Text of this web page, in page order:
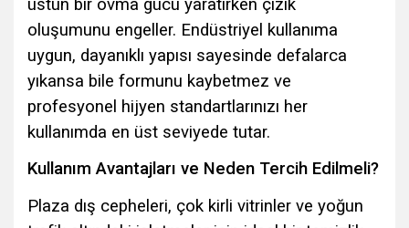
üstün bir ovma gücü yaratırken çizik
oluşumunu engeller. Endüstriyel kullanıma
uygun, dayanıklı yapısı sayesinde defalarca
yıkansa bile formunu kaybetmez ve
profesyonel hijyen standartlarınızı her
kullanımda en üst seviyede tutar.
Kullanım Avantajları ve Neden Tercih Edilmeli?
Plaza dış cepheleri, çok kirli vitrinler ve yoğun